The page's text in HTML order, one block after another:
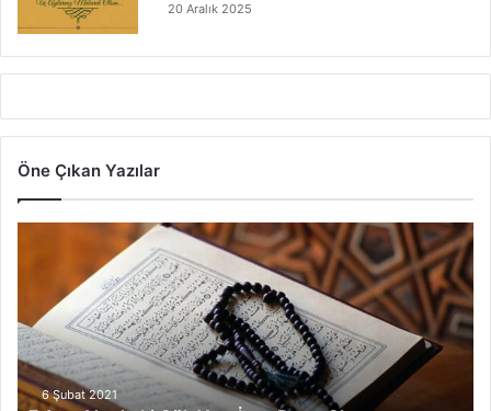
20 Aralık 2025
Öne Çıkan Yazılar
t
V
a
r
6 Şubat 2021